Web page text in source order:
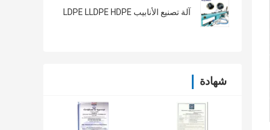
آلة تصنيع الأنابيب LDPE LLDPE HDPE
شهادة